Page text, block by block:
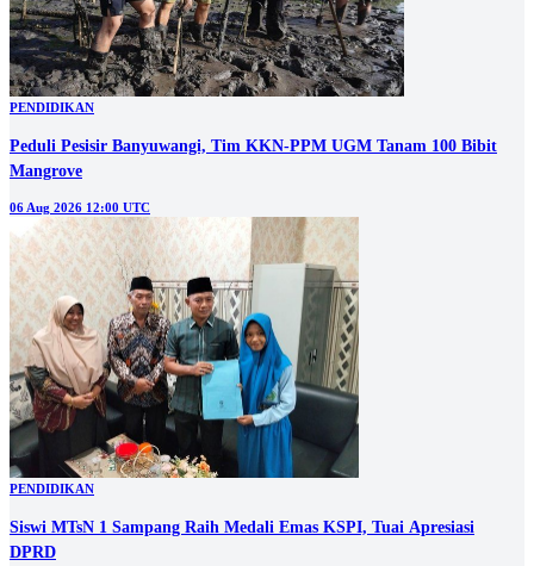
PENDIDIKAN
Peduli Pesisir Banyuwangi, Tim KKN-PPM UGM Tanam 100 Bibit
Mangrove
06 Aug 2026 12:00 UTC
PENDIDIKAN
Siswi MTsN 1 Sampang Raih Medali Emas KSPI, Tuai Apresiasi
DPRD